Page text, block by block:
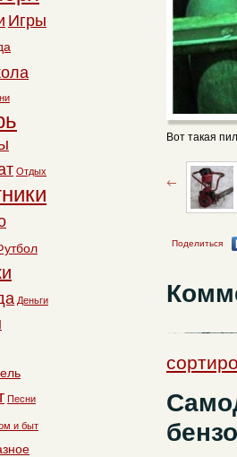
Вот такая
Поделиться
Игры
Отдых
Деньги
Песни
и быт